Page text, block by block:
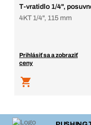
T-vratidlo 1/4",
4KT 1/4", 115 mm
Prihlásiť sa a zobraziť
ceny